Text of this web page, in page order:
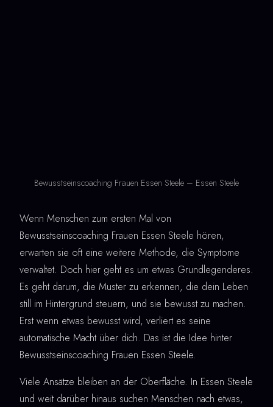
Bewusstseinscoaching Frauen Essen Steele – Essen Steele
Wenn Menschen zum ersten Mal von
Bewusstseinscoaching Frauen Essen Steele hören,
erwarten sie oft eine weitere Methode, die Symptome
verwaltet. Doch hier geht es um etwas Grundlegenderes.
Es geht darum, die Muster zu erkennen, die dein Leben
still im Hintergrund steuern, und sie bewusst zu machen.
Erst wenn etwas bewusst wird, verliert es seine
automatische Macht über dich. Das ist die Idee hinter
Bewusstseinscoaching Frauen Essen Steele.
Viele Ansätze bleiben an der Oberfläche. In Essen Steele
und weit darüber hinaus suchen Menschen nach etwas,